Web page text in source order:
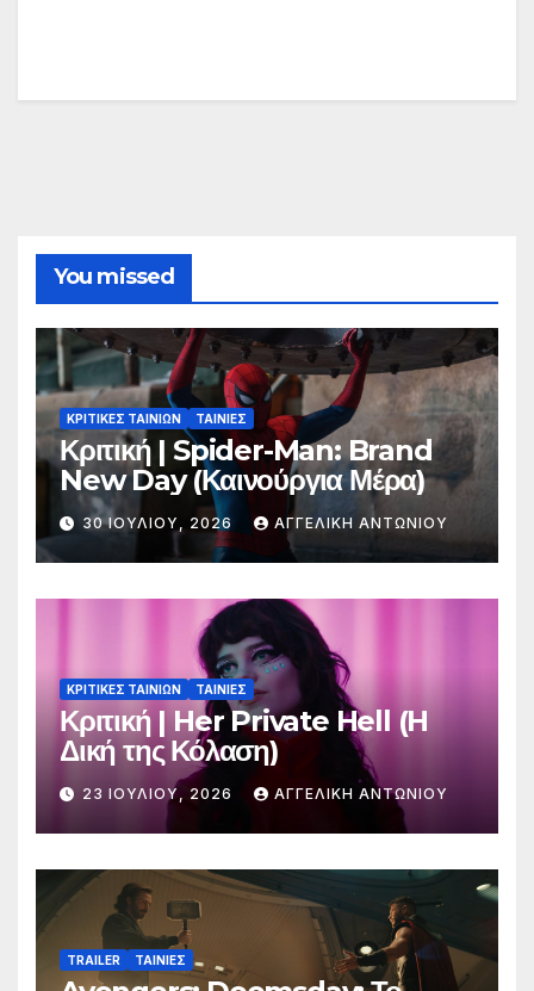
You missed
ΚΡΙΤΙΚΕΣ ΤΑΙΝΙΩΝ ΤΑΙΝΙΕΣ
Κριτική | Spider-Man: Brand
New Day (Καινούργια Μέρα)
30 ΙΟΥΛΊΟΥ, 2026 ΑΓΓΕΛΙΚΉ ΑΝΤΩΝΊΟΥ
ΚΡΙΤΙΚΕΣ ΤΑΙΝΙΩΝ ΤΑΙΝΙΕΣ
Κριτική | Her Private Hell (H
Δική της Κόλαση)
23 ΙΟΥΛΊΟΥ, 2026 ΑΓΓΕΛΙΚΉ ΑΝΤΩΝΊΟΥ
TRAILER ΤΑΙΝΙΕΣ